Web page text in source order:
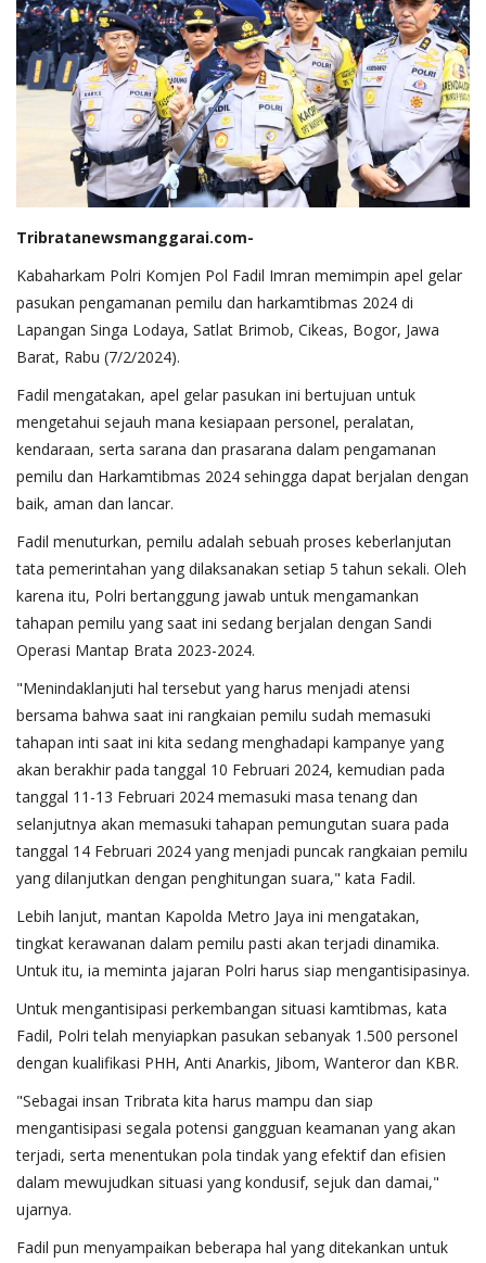
Tribratanewsmanggarai.com-
Kabaharkam Polri Komjen Pol Fadil Imran memimpin apel gelar
pasukan pengamanan pemilu dan harkamtibmas 2024 di
Lapangan Singa Lodaya, Satlat Brimob, Cikeas, Bogor, Jawa
Barat, Rabu (7/2/2024).
Fadil mengatakan, apel gelar pasukan ini bertujuan untuk
mengetahui sejauh mana kesiapaan personel, peralatan,
kendaraan, serta sarana dan prasarana dalam pengamanan
pemilu dan Harkamtibmas 2024 sehingga dapat berjalan dengan
baik, aman dan lancar.
Fadil menuturkan, pemilu adalah sebuah proses keberlanjutan
tata pemerintahan yang dilaksanakan setiap 5 tahun sekali. Oleh
karena itu, Polri bertanggung jawab untuk mengamankan
tahapan pemilu yang saat ini sedang berjalan dengan Sandi
Operasi Mantap Brata 2023-2024.
"Menindaklanjuti hal tersebut yang harus menjadi atensi
bersama bahwa saat ini rangkaian pemilu sudah memasuki
tahapan inti saat ini kita sedang menghadapi kampanye yang
akan berakhir pada tanggal 10 Februari 2024, kemudian pada
tanggal 11-13 Februari 2024 memasuki masa tenang dan
selanjutnya akan memasuki tahapan pemungutan suara pada
tanggal 14 Februari 2024 yang menjadi puncak rangkaian pemilu
yang dilanjutkan dengan penghitungan suara," kata Fadil.
Lebih lanjut, mantan Kapolda Metro Jaya ini mengatakan,
tingkat kerawanan dalam pemilu pasti akan terjadi dinamika.
Untuk itu, ia meminta jajaran Polri harus siap mengantisipasinya.
Untuk mengantisipasi perkembangan situasi kamtibmas, kata
Fadil, Polri telah menyiapkan pasukan sebanyak 1.500 personel
dengan kualifikasi PHH, Anti Anarkis, Jibom, Wanteror dan KBR.
"Sebagai insan Tribrata kita harus mampu dan siap
mengantisipasi segala potensi gangguan keamanan yang akan
terjadi, serta menentukan pola tindak yang efektif dan efisien
dalam mewujudkan situasi yang kondusif, sejuk dan damai,"
ujarnya.
Fadil pun menyampaikan beberapa hal yang ditekankan untuk